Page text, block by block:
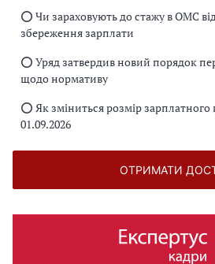
⭕️ Чи зараховують до стажу в ОМС
збереження зарплати
⭕️ Уряд затвердив новий порядок
щодо нормативу
⭕️ Як зміниться розмір зарплатного
01.09.2026
ОТРИМАТИ